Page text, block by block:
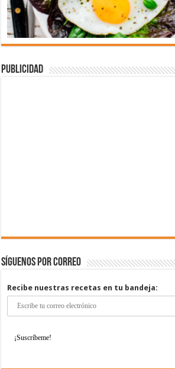
Publicidad
Síguenos por correo
Recibe nuestras recetas en tu bandeja: